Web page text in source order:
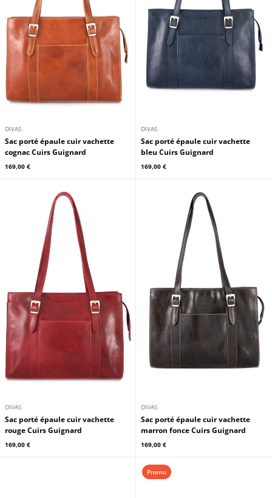
DIVAS
Sac porté épaule cuir vachette
cognac Cuirs Guignard
169,00 €
DIVAS
Sac porté épaule cuir vachette
bleu Cuirs Guignard
169,00 €
DIVAS
Sac porté épaule cuir vachette
rouge Cuirs Guignard
169,00 €
DIVAS
Sac porté épaule cuir vachette
marron fonce Cuirs Guignard
169,00 €
Promo